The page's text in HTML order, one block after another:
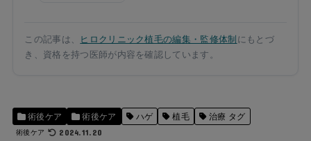
この記事は、 ヒロクリニック植毛の編集・監修体制 にもとづ
き、資格を持つ医師が内容を確認しています。
術後ケア 術後ケア ハゲ 植毛 治療 タグ
術後ケア 2024.11.20